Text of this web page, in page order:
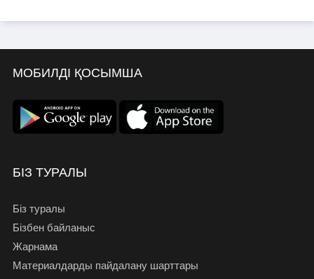
МОБИЛДІ ҚОСЫМША
БІЗ ТУРАЛЫ
Біз туралы
Бізбен байланыс
Жарнама
Материалдарды пайдалану шарттары